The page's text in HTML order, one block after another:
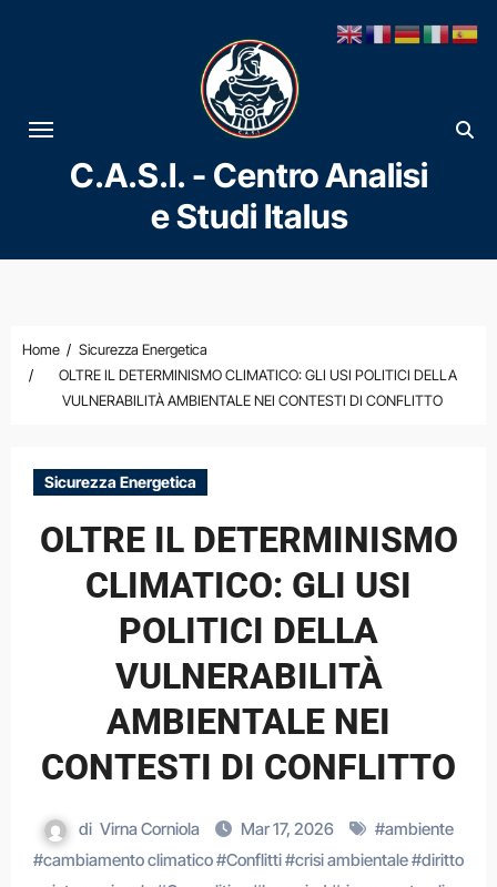
al
contenuto
C.A.S.I. - Centro Analisi
e Studi Italus
Home
Sicurezza Energetica
OLTRE IL DETERMINISMO CLIMATICO: GLI USI POLITICI DELLA
VULNERABILITÀ AMBIENTALE NEI CONTESTI DI CONFLITTO
Sicurezza Energetica
OLTRE IL DETERMINISMO
CLIMATICO: GLI USI
POLITICI DELLA
VULNERABILITÀ
AMBIENTALE NEI
CONTESTI DI CONFLITTO
di Virna Corniola Mar 17, 2026 #ambiente
#cambiamento climatico#Conflitti#crisi ambientale#diritto